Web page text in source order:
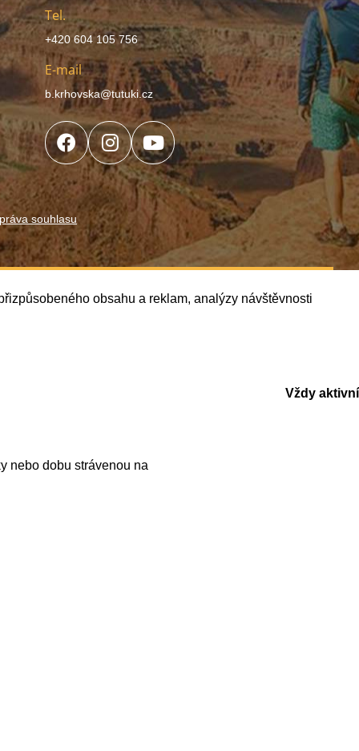
Tel.
+420 604 105 756
E-mail
b.krhovska@tutuki.cz
souhlasu
obsahu a reklam, analýzy návštěvnosti
Vždy aktivní
nebo dobu strávenou na